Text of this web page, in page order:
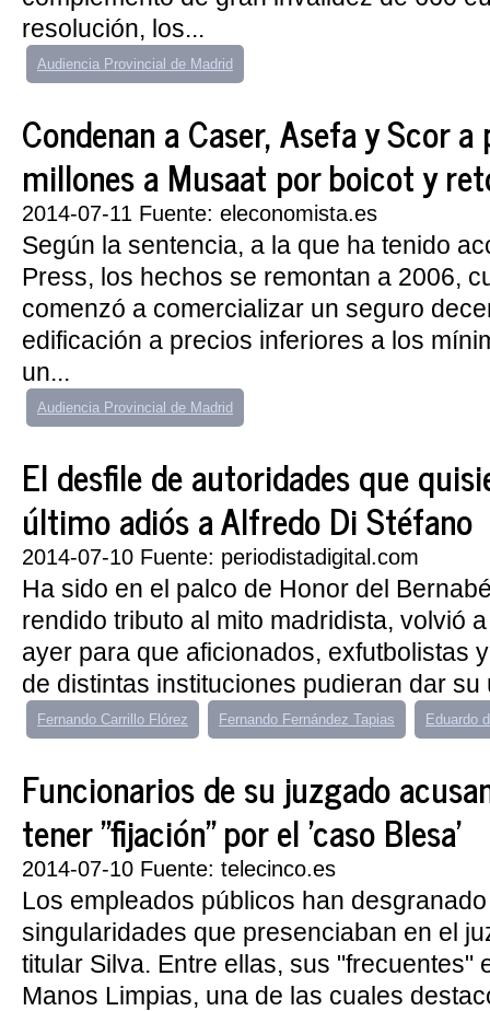
resolución, los...
Audiencia Provincial de Madrid
Condenan a Caser, Asefa y Scor
millones a Musaat por boicot y
2014-07-11 Fuente: eleconomista.es
Según la sentencia, a la que ha tenido
Press, los hechos se remontan a 2006,
comenzó a comercializar un seguro
edificación a precios inferiores a los
un...
Audiencia Provincial de Madrid
El desfile de autoridades que
último adiós a Alfredo Di Stéfano
2014-07-10 Fuente: periodistadigital.com
Ha sido en el palco de Honor del
rendido tributo al mito madridista, volvió
ayer para que aficionados, exfutbolistas
de distintas instituciones pudieran dar su
Fernando Carrillo Flórez Fernando Fernández Tapias Eduardo
Funcionarios de su juzgado
tener "fijación" por el 'caso Blesa'
2014-07-10 Fuente: telecinco.es
Los empleados públicos han
singularidades que presenciaban en el
titular Silva. Entre ellas, sus "frecuentes"
Manos Limpias, una de las cuales